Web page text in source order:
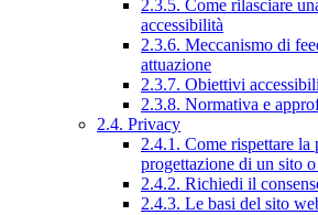
2.3.5. Come rilasciare
accessibilità
2.3.6. Meccanismo di
attuazione
2.3.7. Obiettivi
2.3.8. Normativa e
2.4. Privacy
2.4.1. Come rispettare la
progettazione di un sito
2.4.2. Richiedi il
2.4.3. Le basi del sito